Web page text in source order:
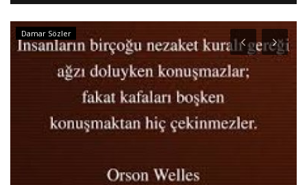
Damar Sözler